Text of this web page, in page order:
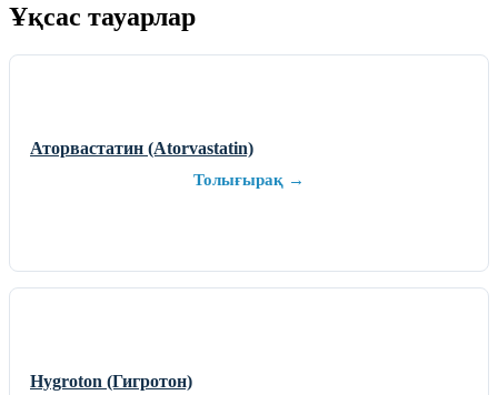
Ұқсас тауарлар
Аторвастатин (Atorvastatin)
Толығырақ →
Hygroton (Гигротон)